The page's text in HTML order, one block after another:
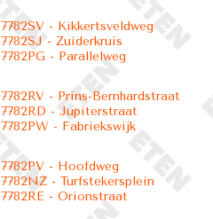
7782SV - Kikkertsveldweg
7782SJ - Zuiderkruis
7782PG - Parallelweg
7782RV - Prins-Bernhardstraat
7782RD - Jupiterstraat
7782PW - Fabriekswijk
7782PV - Hoofdweg
7782NZ - Turfstekersplein
7782RE - Orionstraat